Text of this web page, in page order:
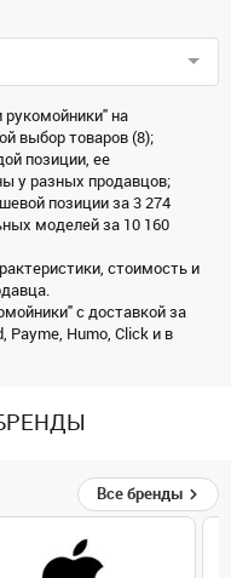
на
выбор товаров (8);
позиции, ее
у разных продавцов;
позиции за 3 274
моделей за 10 160
стоимость и
с доставкой за
Payme, Humo, Click и в
Все бренды